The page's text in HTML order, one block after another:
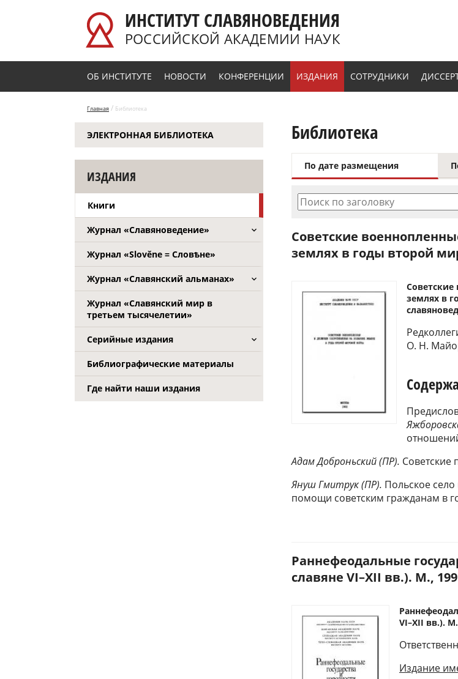
ИНСТИТУТ СЛАВЯНОВЕДЕНИЯ
РОССИЙСКОЙ АКАДЕМИИ НАУК
ОБ ИНСТИТУТЕ НОВОСТИ КОНФЕРЕНЦИИ ИЗДАНИЯ СОТРУДНИКИ
Главная / Библиотека
ЭЛЕКТРОННАЯ БИБЛИОТЕКА
ИЗДАНИЯ
Книги
Журнал «Славяноведение»
Журнал «Slověne = Словѣне»
Журнал «Славянский альманах»
Журнал «Славянский мир в
третьем тысячелетии»
Серийные издания
Библиографические материалы
Где найти наши издания
Библиотека
По дате размещения
Поиск по заголовку
Советские
землях в годы второй
землях в
О. Н.
Адам Доброньский (ПР).
Януш Гмитрук (ПР). Польское
помощи советским гражданам в
Раннефеодальные
славяне VI–XII вв.). М.,
VI–XII вв.).
Издание